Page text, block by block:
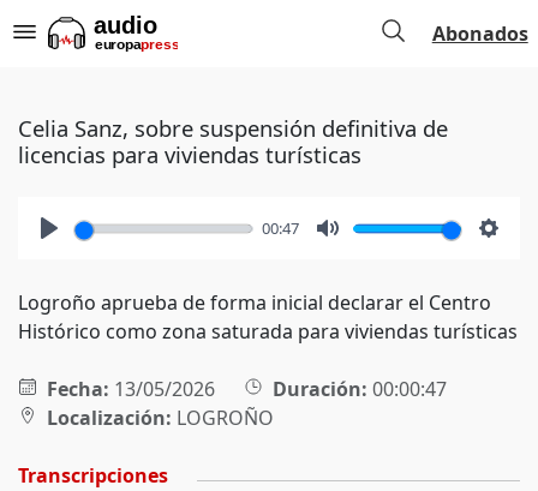
Abonados
Celia Sanz, sobre suspensión definitiva de
licencias para viviendas turísticas
00:47
Logroño aprueba de forma inicial declarar el Centro
Histórico como zona saturada para viviendas turísticas
Fecha: 13/05/2026 Duración: 00:00:47
Localización: LOGROÑO
Transcripciones